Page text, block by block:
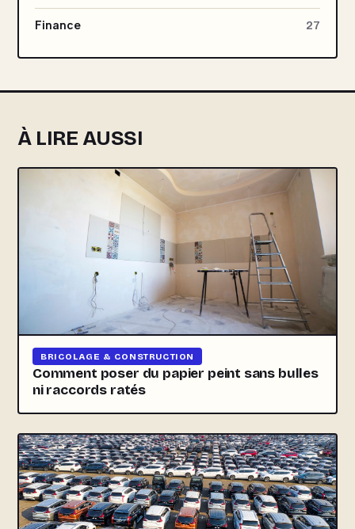
Finance 27
À LIRE AUSSI
BRICOLAGE & CONSTRUCTION
Comment poser du papier peint sans bulles
ni raccords ratés